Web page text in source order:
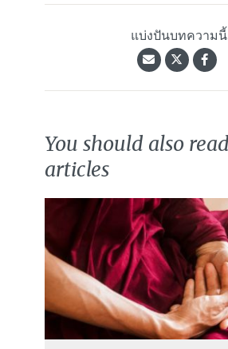
แบ่งปันบทความนี้
You should also
articles